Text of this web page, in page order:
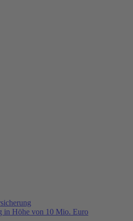
in Höhe von 10 Mio. Euro